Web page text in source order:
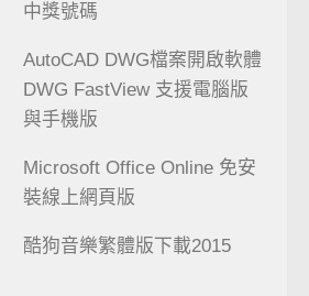
中獎號碼
AutoCAD DWG檔案開啟軟體
DWG FastView 支援電腦版
與手機版
Microsoft Office Online 免安
裝線上網頁版
酷狗音樂繁體版下載2015